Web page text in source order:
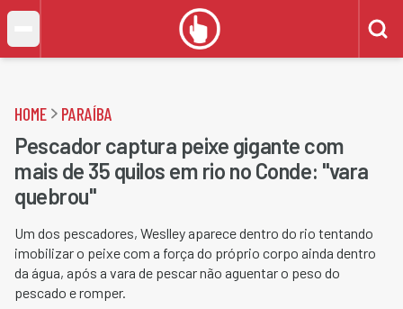
HOME PARAÍBA
Pescador captura peixe gigante com
mais de 35 quilos em rio no Conde: "vara
quebrou"
Um dos pescadores, Weslley aparece dentro do rio tentando
imobilizar o peixe com a força do próprio corpo ainda dentro
da água, após a vara de pescar não aguentar o peso do
pescado e romper.